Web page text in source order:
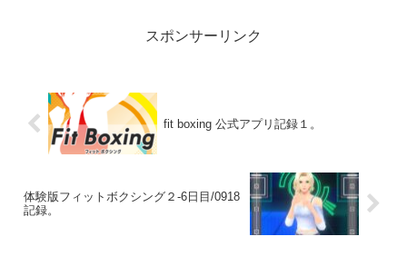
スポンサーリンク
fit boxing 公式アプリ記録１。
体験版フィットボクシング２-6日目/0918
記録。